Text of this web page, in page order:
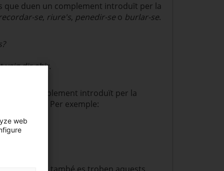
que duen un complement introduït per la
se, riure's, penedir-se o burlar-se.
vaig dir ahir.
aquest complement introduït per la
. Per exemple:
web